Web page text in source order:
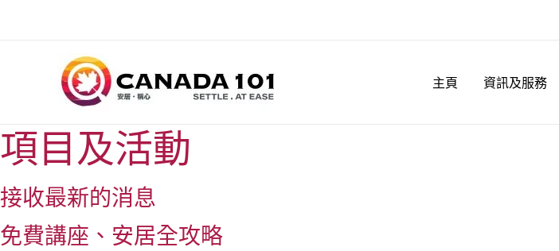
主頁 資訊及服務
項目及活動
接收最新的消息
免費講座、安居全攻略